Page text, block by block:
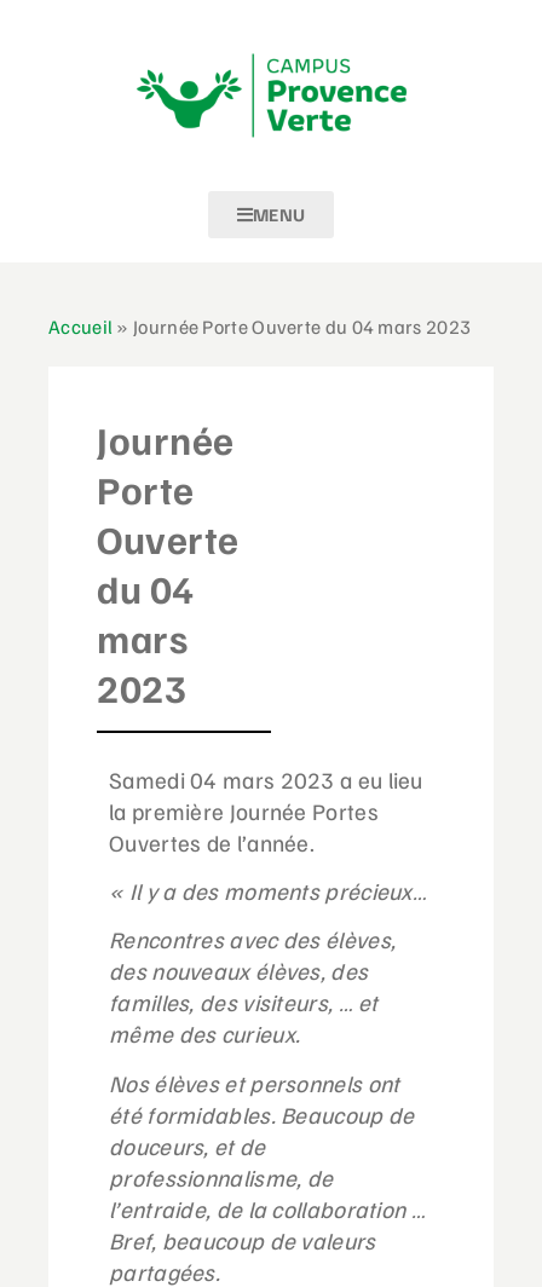
MENU
Accueil » Journée Porte Ouverte du 04 mars 2023
Journée
Porte
Ouverte
du 04
mars
2023
Samedi 04 mars 2023 a eu lieu
la première Journée Portes
Ouvertes de l’année.
« Il y a des moments précieux…
Rencontres avec des élèves,
des nouveaux élèves, des
familles, des visiteurs, … et
même des curieux.
Nos élèves et personnels ont
été formidables. Beaucoup de
douceurs, et de
professionnalisme, de
l’entraide, de la collaboration …
Bref, beaucoup de valeurs
partagées.